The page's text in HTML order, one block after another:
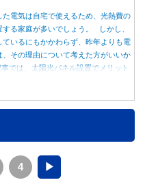
た電気は自宅で使えるため、光熱費の
する家庭が多いでしょう。 しかし、
ているにもかかわらず、昨年よりも電
、その理由について考えた方がいいか
では、太陽光パネル設置でメリット
4 ▶